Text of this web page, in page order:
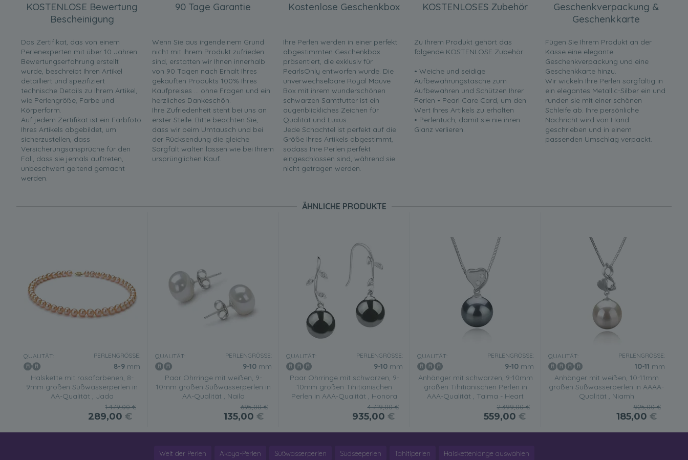
KOSTENLOSE Bewertung
Bescheinigung
Das Zertifikat, das von einem
Perlenexperten mit über 10 Jahren
Bewertungserfahrung erstellt
wurde, beschreibt Ihren Artikel
detailliert und spezifiziert
technische Details zu Ihrem Artikel,
wie Perlengröße, Farbe und
Körperform.
Auf jedem Zertifikat ist ein Farbfoto
Ihres Artikels abgebildet, um
sicherzustellen, dass
Versicherungsansprüche für den
Fall, dass sie jemals auftreten,
unbeschwert geltend gemacht
werden.
90 Tage Garantie
Wenn Sie aus irgendeinem Grund
nicht mit Ihrem Produkt zufrieden
sind, erstatten wir Ihnen innerhalb
von 90 Tagen nach Erhalt Ihres
gekauften Produkts 100% Ihres
Kaufpreises ... ohne Fragen und ein
herzliches Dankeschön.
Ihre Zufriedenheit steht bei uns an
erster Stelle. Bitte beachten Sie,
dass wir beim Umtausch und bei
der Rücksendung die gleiche
Sorgfalt walten lassen wie bei Ihrem
ursprünglichen Kauf.
Kostenlose Geschenkbox
Ihre Perlen werden in einer perfekt
abgestimmten Geschenkbox
präsentiert, die exklusiv für
PearlsOnly entworfen wurde. Die
unverwechselbare Royal Mauve
Box mit ihrem wunderschönen
schwarzen Samtfutter ist ein
augenblickliches Zeichen für
Qualität und Luxus.
Jede Schachtel ist perfekt auf die
Größe Ihres Artikels abgestimmt,
sodass Ihre Perlen perfekt
eingeschlossen sind, während sie
nicht getragen werden.
KOSTENLOSES Zubehör
Zu Ihrem Produkt gehört das
folgende KOSTENLOSE Zubehör:
• Weiche und seidige
Aufbewahrungstasche zum
Aufbewahren und Schützen Ihrer
Perlen • Pearl Care Card, um den
Wert Ihres Artikels zu erhalten
• Perlentuch, damit sie nie ihren
Glanz verlieren.
Geschenkverpackung &
Geschenkkarte
Fügen Sie Ihrem Produkt an der
Kasse eine elegante
Geschenkverpackung und eine
Geschenkkarte hinzu.
Wir wickeln Ihre Perlen sorgfältig in
ein elegantes Metallic-Silber ein und
runden sie mit einer schönen
Schleife ab. Ihre persönliche
Nachricht wird von Hand
geschrieben und in einem
passenden Umschlag verpackt.
ÄHNLICHE PRODUKTE
QUALITÄT: PERLENGRÖSSE:
8-9 mm
Halskette mit rosafarbenen, 8-
9mm großen Süßwasserperlen in
AA-Qualität , Jada
1.479,00 €
289,00 €
QUALITÄT: PERLENGRÖSSE:
9-10mm
Paar Ohrringe mit weißen, 9-
10mm großen Süßwasserperlen in
AA-Qualität , Naila
695,00 €
135,00 €
QUALITÄT: PERLENGRÖSSE:
9-10mm
Paar Ohrringe mit schwarzen, 9-
10mm großen Tihitianischen
Perlen in AAA-Qualität , Honora
4.719,00 €
935,00 €
QUALITÄT: PERLENGRÖSSE:
9-10mm
Anhänger mit schwarzen, 9-10mm
großen Tihitianischen Perlen in
AAA-Qualität , Taima - Heart
2.399,00 €
559,00 €
QUALITÄT: PERLENGRÖSSE:
10-11 mm
Anhänger mit weißen, 10-11mm
großen Süßwasserperlen in AAAA-
Qualität , Niamh
925,00 €
185,00 €
Welt der Perlen Akoya-Perlen Süßwasserperlen Südseeperlen Tahitiperlen Halskettenlänge auswählen